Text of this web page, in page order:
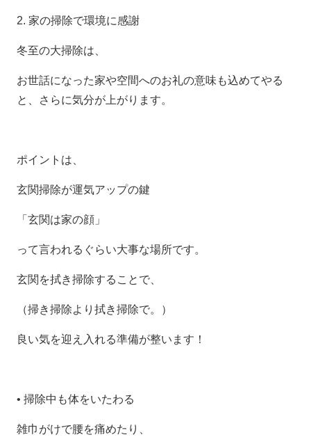
2. 家の掃除で環境に感謝
冬至の大掃除は、
お世話になった家や空間へのお礼の意味も込めてやる
と、さらに気分が上がります。
ポイントは、
玄関掃除が運気アップの鍵
「玄関は家の顔」
って言われるぐらい大事な場所です。
玄関を拭き掃除することで、
（掃き掃除より拭き掃除で。）
良い気を迎え入れる準備が整います！
• 掃除中も体をいたわる
雑巾がけで腰を痛めたり、